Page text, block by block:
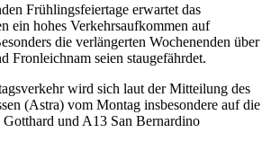
Frühlingsfeiertage erwartet das
ein hohes Verkehrsaufkommen auf
die verlängerten Wochenenden über
Fronleichnam seien staugefährdet.
wird sich laut der Mitteilung des
(Astra) vom Montag insbesondere auf die
und A13 San Bernardino